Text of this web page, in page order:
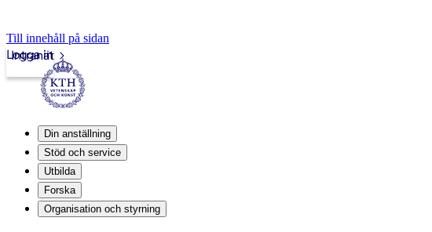
Till innehåll på sidan
Intranät
Logga in
Din anställning
Stöd och service
Utbilda
Forska
Organisation och styrning